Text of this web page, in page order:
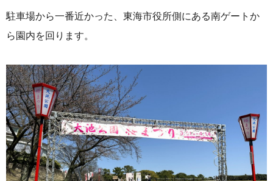
駐車場から一番近かった、東海市役所側にある南ゲートか
ら園内を回ります。